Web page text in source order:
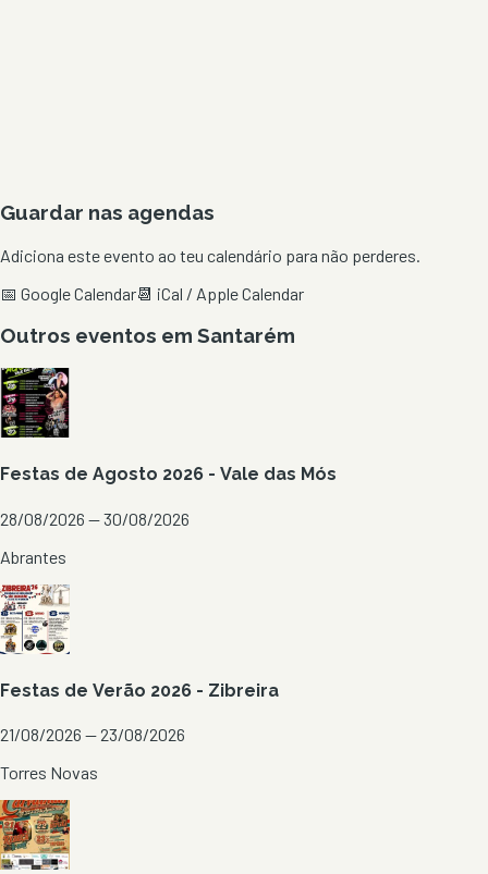
Guardar nas agendas
Adiciona este evento ao teu calendário para não perderes.
📅 Google Calendar📆 iCal / Apple Calendar
Outros eventos em Santarém
Festas de Agosto 2026 - Vale das Mós
28/08/2026 — 30/08/2026
Abrantes
Festas de Verão 2026 - Zibreira
21/08/2026 — 23/08/2026
Torres Novas